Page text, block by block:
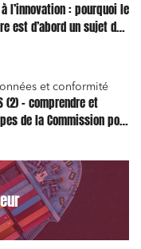
l’innovation : pourquoi le
est d’abord un sujet de
et conformité
(2) – comprendre et
de la Commission pour
sociale et